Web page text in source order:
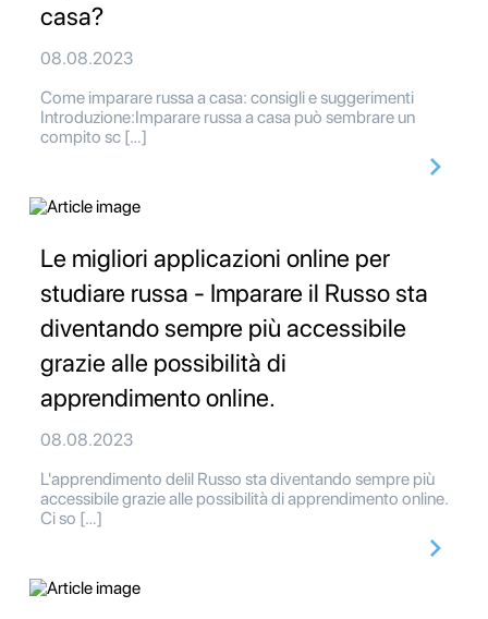
casa?
08.08.2023
Come imparare russa a casa: consigli e suggerimenti
Introduzione:Imparare russa a casa può sembrare un
compito sc […]
Le migliori applicazioni online per
studiare russa - Imparare il Russo sta
diventando sempre più accessibile
grazie alle possibilità di
apprendimento online.
08.08.2023
L'apprendimento delil Russo sta diventando sempre più
accessibile grazie alle possibilità di apprendimento online.
Ci so […]